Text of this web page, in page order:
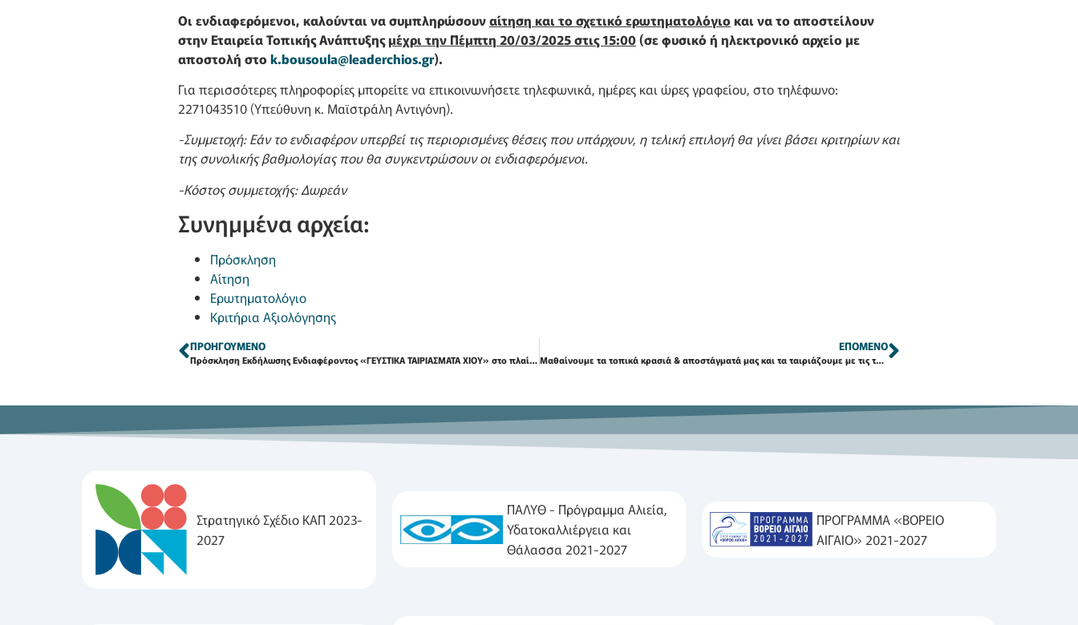
Οι ενδιαφερόμενοι, καλούνται να συμπληρώσουναίτηση και το σχετικό ερωτηματολόγιο και να το αποστείλουν
στην Εταιρεία Τοπικής Ανάπτυξηςμέχρι την Πέμπτη 20/03/2025 στις 15:00(σε φυσικό ή ηλεκτρονικό αρχείο με
αποστολή στο k.bousoula@leaderchios.gr).
Για περισσότερες πληροφορίες μπορείτε να επικοινωνήσετε τηλεφωνικά, ημέρες και ώρες γραφείου, στο τηλέφωνο:
2271043510 (Υπεύθυνη κ. Mαϊστράλη Αντιγόνη).
-Συμμετοχή: Εάν το ενδιαφέρον υπερβεί τις περιορισμένες θέσεις που υπάρχουν, η τελική επιλογή θα γίνει βάσει κριτηρίων και
της συνολικής βαθμολογίας που θα συγκεντρώσουν οι ενδιαφερόμενοι.
-Κόστος συμμετοχής: Δωρεάν
Συνημμένα αρχεία:
Πρόσκληση
Αίτηση
Ερωτηματολόγιο
Κριτήρια Αξιολόγησης
ΠΡΟΗΓΟΎΜΕΝΟ
Πρόσκληση Εκδήλωσης Ενδιαφέροντος «ΓΕΥΣΤΙΚΑ ΤΑΙΡΙΑΣΜΑΤΑ ΧΙΟΥ» στο πλαίσιο του προγράμματος Γεύσεις Ελλήνων εκλεκτές ΙΙ: Ελληνικός γαστρονομικός πολιτισμός
ΕΠΌΜΕΝΟ
Μαθαίνουμε τα τοπικά κρασιά & αποστάγματά μας και τα ταιριάζουμε με τις τοπικές μας γεύσεις
Στρατηγικό Σχέδιο ΚΑΠ 2023-
2027
ΠΑΛΥΘ - Πρόγραμμα Αλιεία,
Υδατοκαλλιέργεια και
Θάλασσα 2021-2027
ΠΡΟΓΡΑΜΜΑ «ΒΟΡΕΙΟ
ΑΙΓΑΙΟ» 2021-2027